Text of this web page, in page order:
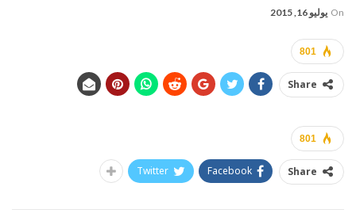
On يوليو 16, 2015
801
Share
801
Share
Facebook
Twitter